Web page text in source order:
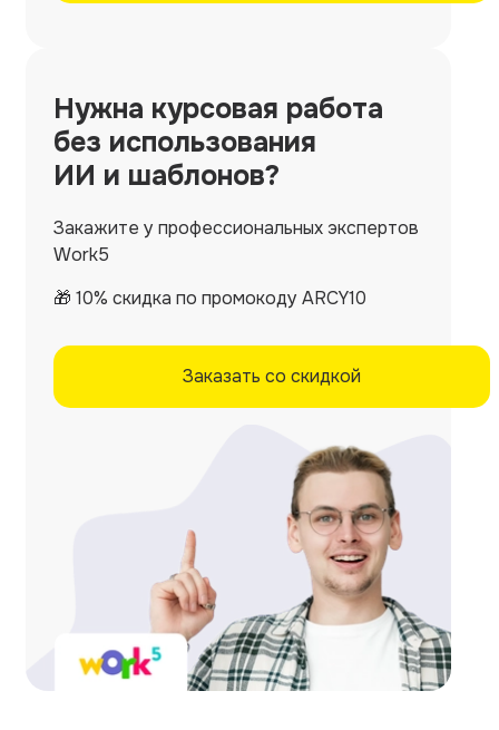
Нужна курсовая работа
без использования
ИИ и шаблонов?
Закажите у профессиональных экспертов
Work5
🎁 10% скидка по промокоду ARCY10
Заказать со скидкой